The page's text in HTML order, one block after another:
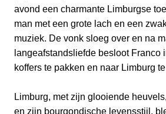
avond een charmante Limburgse
man met een grote lach en een
muziek. De vonk sloeg over en na
langeafstandsliefde besloot Franco
koffers te pakken en naar Limburg
Limburg, met zijn glooiende
en zijn bourgondische levensstijl,